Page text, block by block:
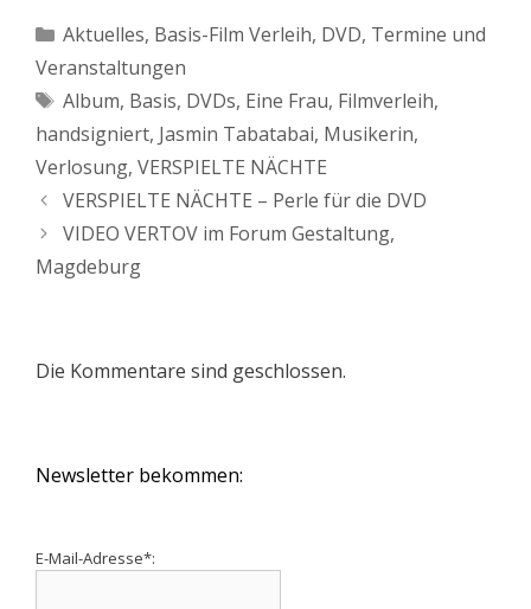
Kategorien
Aktuelles, Basis-Film Verleih, DVD, Termine und
Veranstaltungen
Schlagwörter
Album, Basis, DVDs, Eine Frau, Filmverleih,
handsigniert, Jasmin Tabatabai, Musikerin,
Verlosung, VERSPIELTE NÄCHTE
VERSPIELTE NÄCHTE – Perle für die DVD
VIDEO VERTOV im Forum Gestaltung,
Magdeburg
Die Kommentare sind geschlossen.
Newsletter bekommen:
E-Mail-Adresse*: